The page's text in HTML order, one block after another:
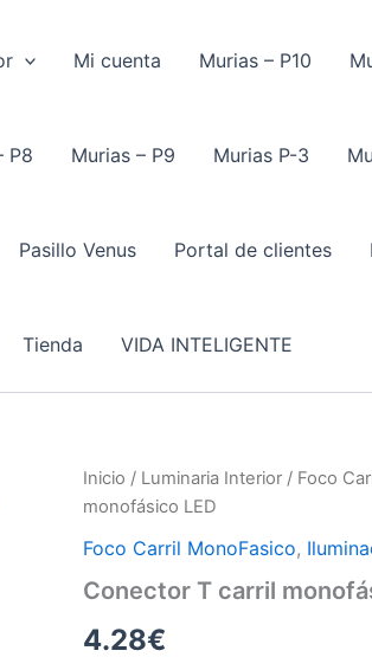
Mi cuenta Murias – P10
P8 Murias – P9 Murias P-3
Pasillo Venus Portal de clientes
Tienda VIDA INTELIGENTE
Inicio / Luminaria Interior / Foco
monofásico LED
Foco Carril MonoFasico,
Conector T carril
4.28€